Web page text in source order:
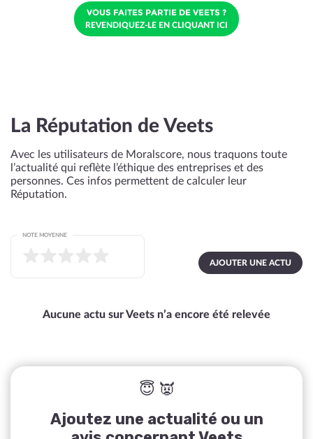
VOUS FAITES PARTIE DE VEETS ?
REVENDIQUEZ-LE EN CLIQUANT ICI
La Réputation de Veets
Avec les utilisateurs de Moralscore, nous traquons toute
l’actualité qui reflète l’éthique des entreprises et des
personnes. Ces infos permettent de calculer leur
Réputation.
AJOUTER UNE ACTU
NOTE MOYENNE
Aucune actu sur Veets n’a encore été relevée
😇 👿
Ajoutez une actualité ou un